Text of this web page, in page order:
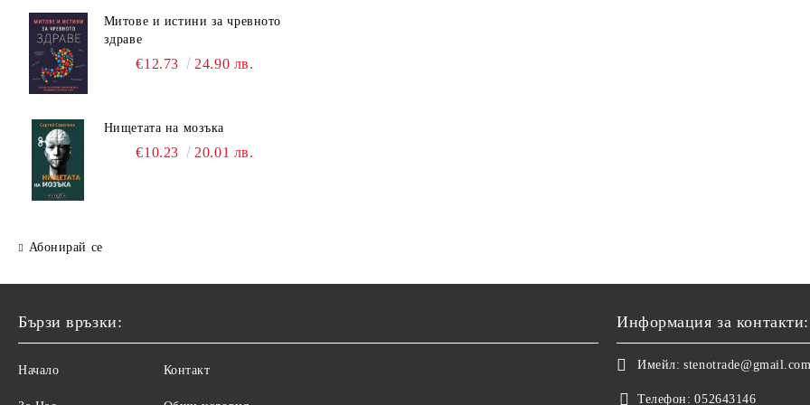
Митове и истини за чревното
здраве
€12.73 24.90 лв.
Нищетата на мозъка
€10.23 20.01 лв.
Абонирай се
Бързи връзки:
Начало Контакт
Информация за контакти:
Имейл:
Телефон: 052643146